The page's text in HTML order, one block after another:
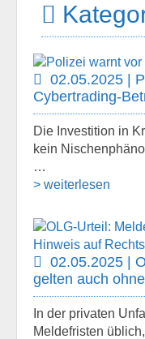
02.05.2025 |
Cybertrading-
Die Investition in
kein
…
> weiterlesen
02.05.2025 |
gelten auch
In der privaten
Meldefristen